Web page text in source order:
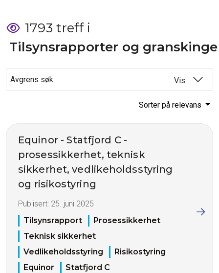
1793 treff i
Tilsynsrapporter og
Avgrens søk Vis
Sorter på relevans
Equinor - Statfjord C -
prosessikkerhet, teknisk
sikkerhet, vedlikeholdsstyring
og risikostyring
Publisert: 25. juni 2025
Tilsynsrapport
Prosessikkerhet
Teknisk sikkerhet
Vedlikeholdsstyring
Risikostyring
Equinor
Statfjord C